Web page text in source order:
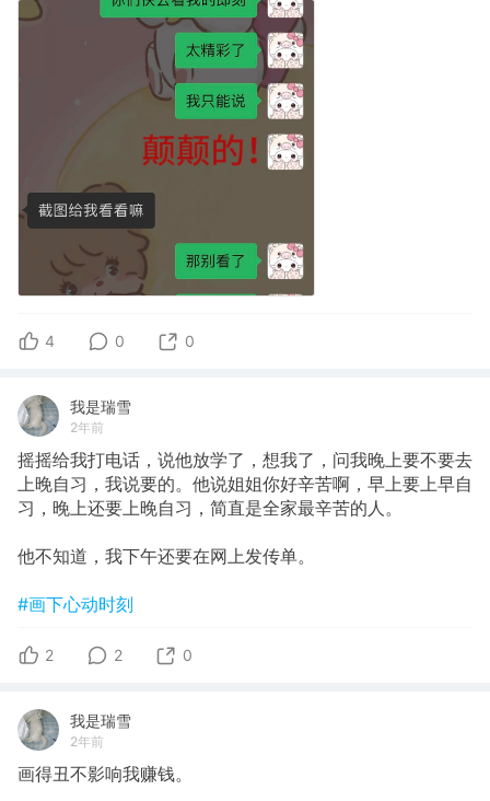
4 0 0
我是瑞雪
2年前
摇摇给我打电话，说他放学了，想我了，问我晚上要不要去
上晚自习，我说要的。他说姐姐你好辛苦啊，早上要上早自
习，晚上还要上晚自习，简直是全家最辛苦的人。
他不知道，我下午还要在网上发传单。
#画下心动时刻
2 2 0
我是瑞雪
2年前
画得丑不影响我赚钱。